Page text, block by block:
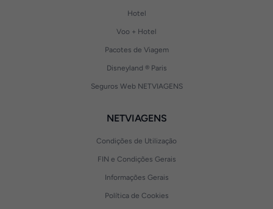
Hotel
Voo + Hotel
Pacotes de Viagem
Disneyland ® Paris
Seguros Web NETVIAGENS
NETVIAGENS
Condições de Utilização
FIN e Condições Gerais
Informações Gerais
Política de Cookies